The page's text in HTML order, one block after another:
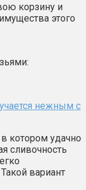
корзину и
этого
нежным с
котором удачно
сливочность
вариант